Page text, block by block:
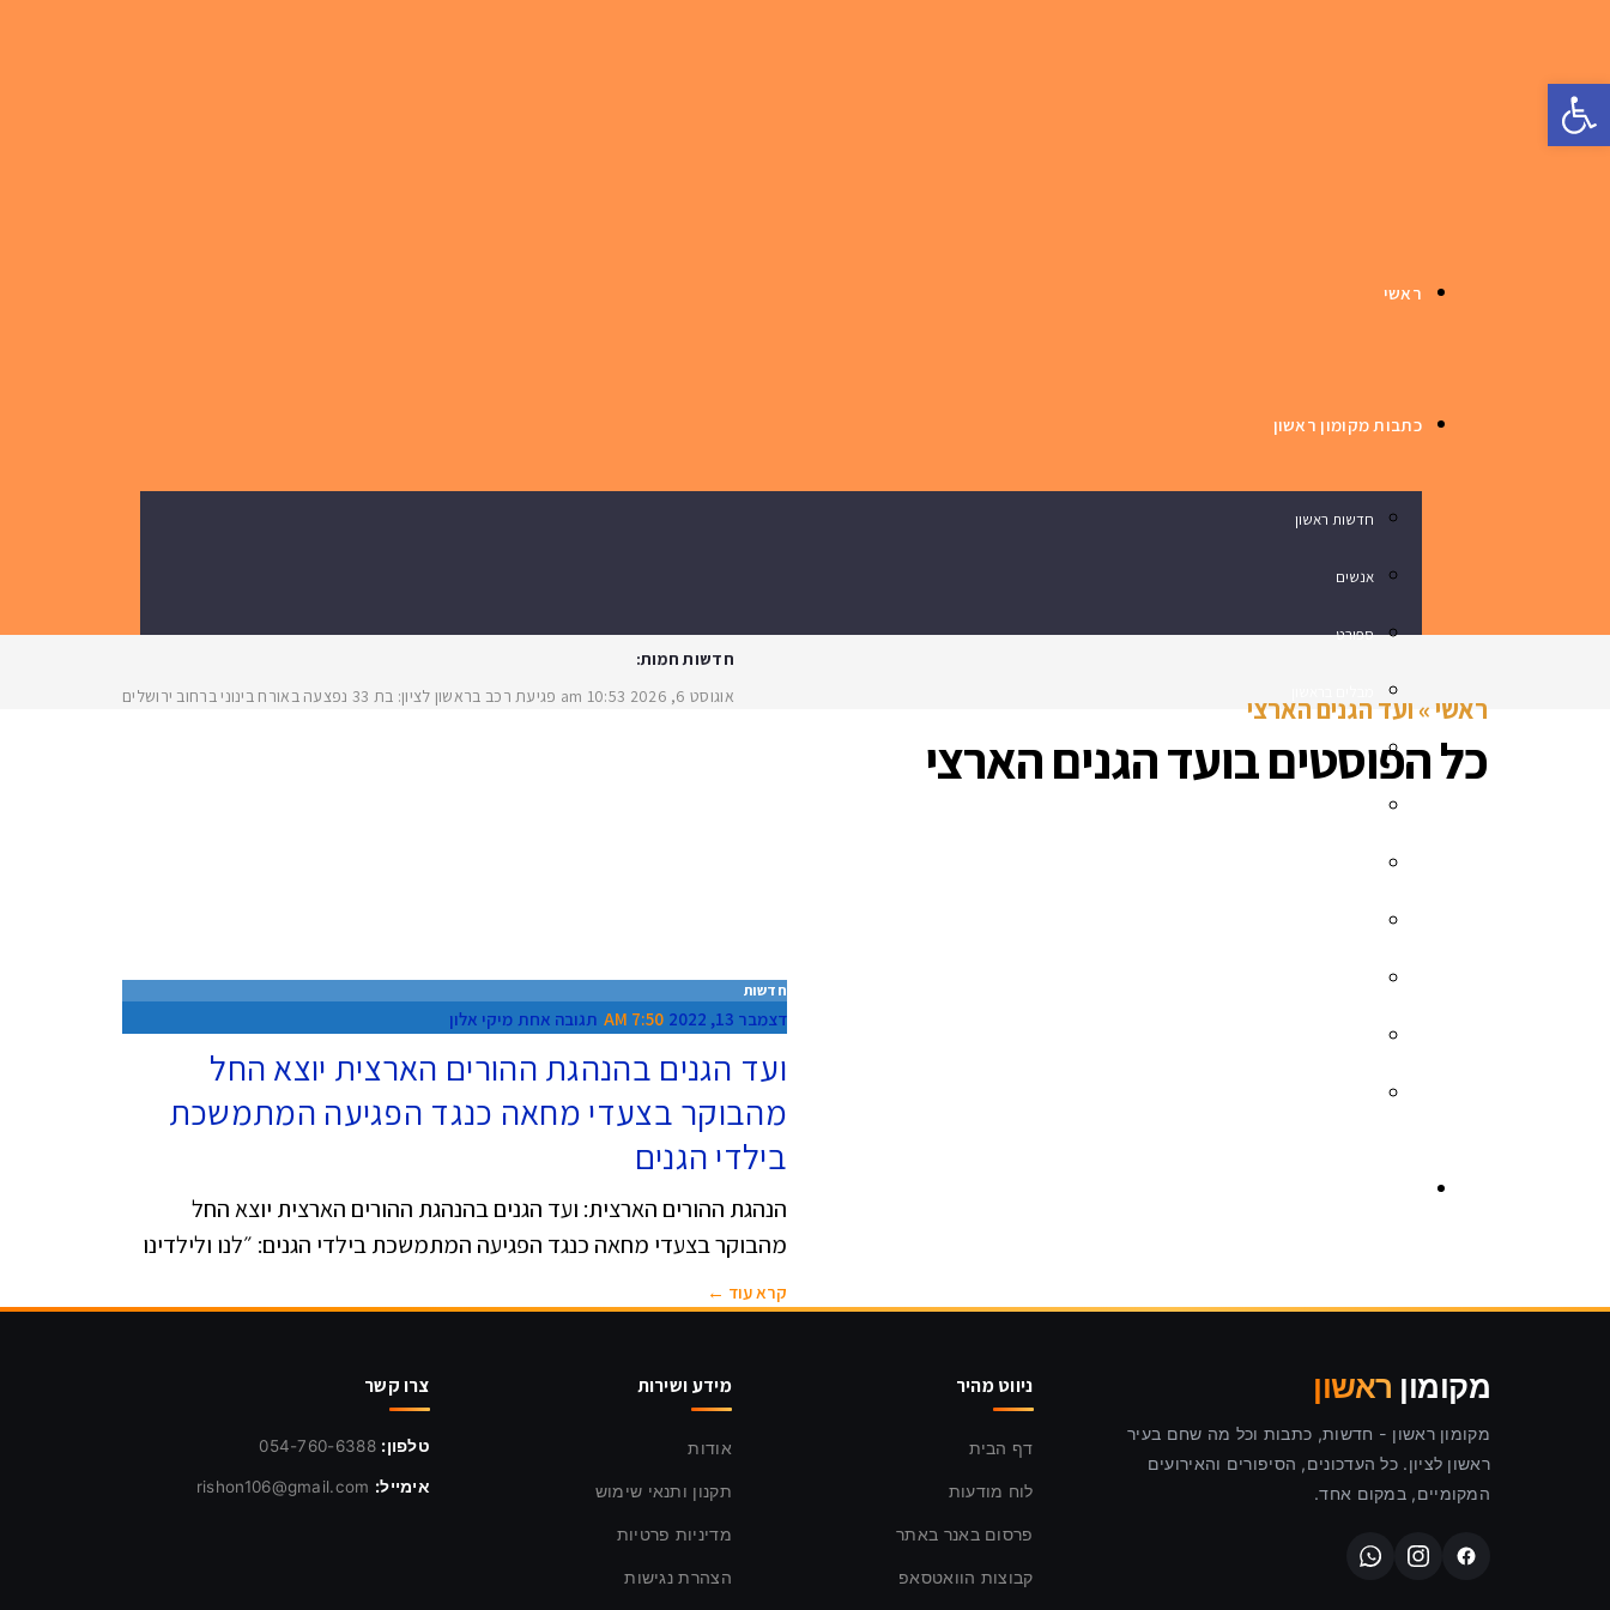
פתח סרגל נגישות
ראשי
כתבות מקומון ראשון
חדשות ראשון
אנשים
ספורט
נדלן
המומחים של מקומון ראשון
טיפ שווה זהב
חדשות חמות:
אוגוסט 6, 2026
10:53 am פגיעת רכב בראשון לציון: בת 33 נפצעה באורח בינוני ברחוב ירושלים ראשי» ועד הגנים הארצי
כל הפוסטים בועד הגנים הארצי
חדשות
דצמבר 13, 2022 7:50 AM תגובה אחת מיקי אלון
ועד הגנים בהנהגת ההורים הארצית יוצא החל
מהבוקר בצעדי מחאה כנגד הפגיעה המתמשכת
בילדי הגנים
הנהגת ההורים הארצית: ועד הגנים בהנהגת ההורים הארצית יוצא החל
מהבוקר בצעדי מחאה כנגד הפגיעה המתמשכת בילדי הגנים: ״לנו ולילדינו
קרא עוד ←
מקומון ראשון
מקומון ראשון - חדשות, כתבות וכל מה שחם בעיר
ראשון לציון. כל העדכונים, הסיפורים והאירועים
המקומיים, במקום אחד.
ניווט מהיר
דף הבית
לוח מודעות
פרסום באנר באתר
קבוצות הוואטסאפ
מידע ושירות
אודות
תקנון ותנאי שימוש
מדיניות פרטיות
הצהרת נגישות
צרו קשר
טלפון: 054-760-6388
אימייל: rishon106@gmail.com